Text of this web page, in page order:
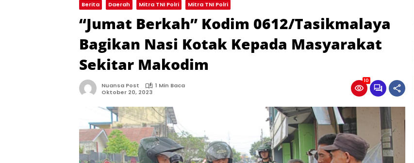
Berita Daerah Mitra TNI Polri Mitra TNI Polri
“Jumat Berkah” Kodim 0612/Tasikmalaya
Bagikan Nasi Kotak Kepada Masyarakat
Sekitar Makodim
Nuansa Post
1 Min Baca
Oktober 20, 2023
10